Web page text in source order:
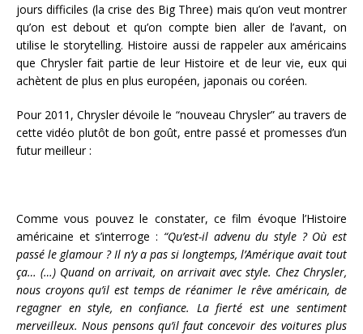
jours difficiles (la crise des Big Three) mais qu’on veut montrer
qu’on est debout et qu’on compte bien aller de l’avant, on
utilise le storytelling. Histoire aussi de rappeler aux américains
que Chrysler fait partie de leur Histoire et de leur vie, eux qui
achètent de plus en plus européen, japonais ou coréen.
Pour 2011, Chrysler dévoile le “nouveau Chrysler” au travers de
cette vidéo plutôt de bon goût, entre passé et promesses d’un
futur meilleur :
Comme vous pouvez le constater, ce film évoque l’Histoire
américaine et s’interroge : “Qu’est-il advenu du style ? Où est
passé le glamour ? Il n’y a pas si longtemps, l’Amérique avait tout
ça… (…) Quand on arrivait, on arrivait avec style. Chez Chrysler,
nous croyons qu’il est temps de réanimer le rêve américain, de
regagner en style, en confiance. La fierté est une sentiment
merveilleux. Nous pensons qu’il faut concevoir des voitures plus